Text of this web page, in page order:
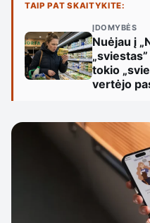
TAIP PAT SKAITYKITE:
ĮDOMYBĖS
Nuėjau į
tokio
vertėjo